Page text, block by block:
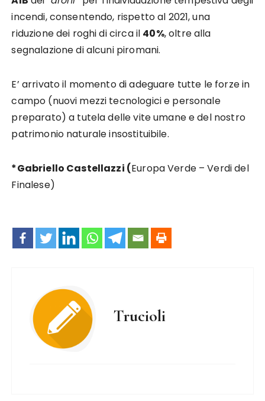
incendi, consentendo, rispetto al 2021, una
riduzione dei roghi di circa il 40%, oltre alla
segnalazione di alcuni piromani.
E’ arrivato il momento di adeguare tutte le forze in
campo (nuovi mezzi tecnologici e personale
preparato) a tutela delle vite umane e del nostro
patrimonio naturale insostituibile.
*Gabriello Castellazzi (Europa Verde – Verdi del
Finalese)
Trucioli